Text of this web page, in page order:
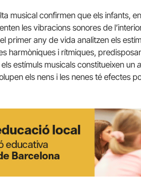
musical confirmen que els infants,
les vibracions sonores de
primer any de vida analitzen els
harmòniques i rítmiques,
estímuls musicals constitueixen un
els nens i les nenes té efectes